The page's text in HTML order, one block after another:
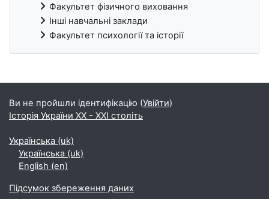
Факультет фізичного виховання
Інші навчальні заклади
Факультет психології та історії
Блоки
Ви не пройшли ідентифікацію (Увійти)
Історія України ХХ - XXI століть
Українська ‎(uk)‎
Українська ‎(uk)‎
English ‎(en)‎
Підсумок збереження даних